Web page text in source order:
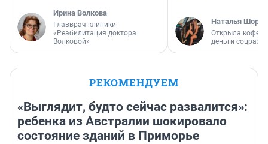
Ирина Волкова
Главврач клиники
«Реабилитация доктора
Волковой»
Наталья
Открыла
деньги
РЕКОМЕНДУЕМ
«Выглядит, будто сейчас развалится»:
ребенка из Австралии шокировало
состояние зданий в Приморье